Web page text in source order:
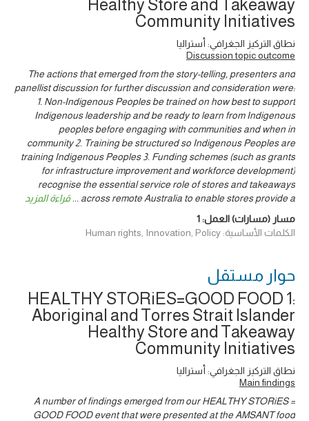
Healthy Store and Takeaway
Community Initiatives
نطاق التركيز الجغرافي: أستراليا
Discussion topic outcome
The actions that emerged from the story-telling, presenters and
panellist discussion for further discussion and consideration were:
1. Non-Indigenous Peoples be trained on how best to support
Indigenous leadership and be ready to learn from Indigenous
peoples before engaging with communities and when in
community 2. Training be structured so Indigenous Peoples are
training Indigenous Peoples 3. Funding schemes (such as grants
for infrastructure improvement and workforce development)
recognise the essential service role of stores and takeaways
across remote Australia to enable stores provide a
... قراءة المزيد
مسار (مسارات) العمل:1
الكلمات الأساسية: Human rights, Innovation, Policy
حوار ‎مستقل
HEALTHY STORiES=GOOD FOOD 1:
Aboriginal and Torres Strait Islander
Healthy Store and Takeaway
Community Initiatives
نطاق التركيز الجغرافي: أستراليا
Main findings
A number of findings emerged from our HEALTHY STORiES =
GOOD FOOD event that were presented at the AMSANT food